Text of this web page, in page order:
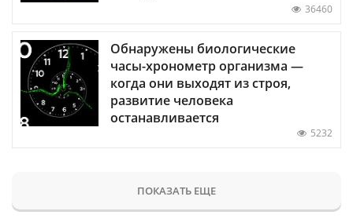
36460
Обнаружены биологические
часы-хронометр организма —
когда они выходят из строя,
развитие человека
останавливается
5232
ПОКАЗАТЬ ЕЩЕ